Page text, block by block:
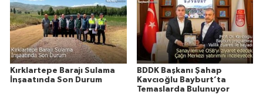
Kırklartepe Barajı Sulama
İnşaatında Son Durum
BDDK Başkanı Şahap
Kavcıoğlu Bayburt’ta
Temaslarda Bulunuyor